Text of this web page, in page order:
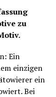
zu
Ein
einzigen
ein
Bei